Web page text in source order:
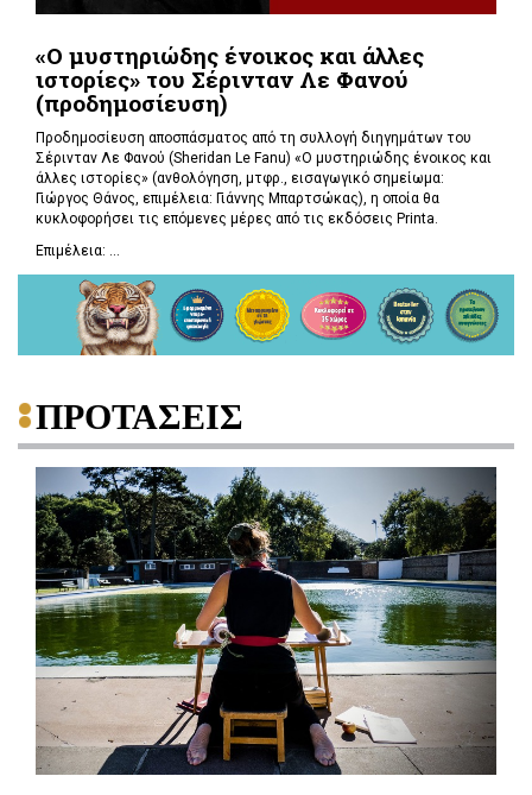
«Ο μυστηριώδης ένοικος και άλλες
ιστορίες» του Σέρινταν Λε Φανού
(προδημοσίευση)
Προδημοσίευση αποσπάσματος από τη συλλογή διηγημάτων του
Σέρινταν Λε Φανού (Sheridan Le Fanu) «Ο μυστηριώδης ένοικος και
άλλες ιστορίες» (ανθολόγηση, μτφρ., εισαγωγικό σημείωμα:
Γιώργος Θάνος, επιμέλεια: Γιάννης Μπαρτσώκας), η οποία θα
κυκλοφορήσει τις επόμενες μέρες από τις εκδόσεις Printa.
Επιμέλεια: ...
ΠΡΟΤΑΣΕΙΣ